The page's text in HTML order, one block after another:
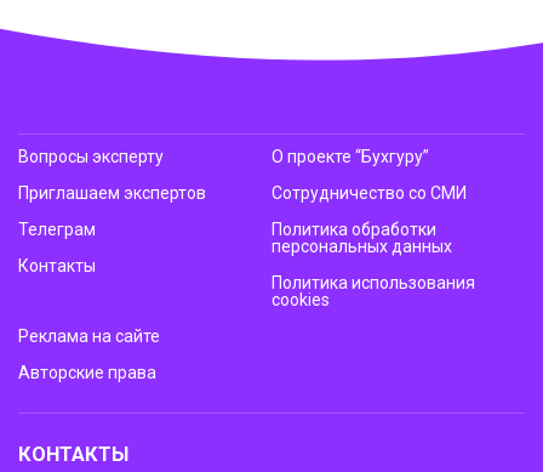
Вопросы эксперту
Приглашаем экспертов
Телеграм
Контакты
О проекте “Бухгуру”
Сотрудничество со СМИ
Политика обработки
персональных данных
Политика использования
cookies
Реклама на сайте
Авторские права
КОНТАКТЫ